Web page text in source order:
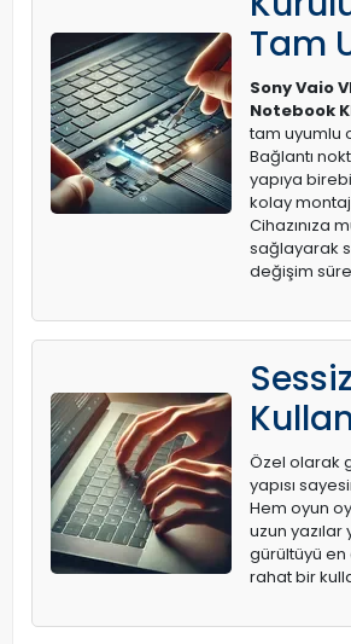
Tam
Sony Vaio
Notebook
tam uyumlu
Bağlantı
yapıya
kolay
Cihazınıza
sağlayarak
değişim
Özel olarak
yapısı
Hem oyun
uzun yazılar
gürültüyü
rahat bir